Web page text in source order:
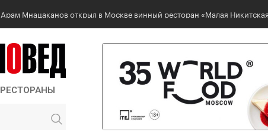
Арам Мнацаканов открыл в Москве винный ресторан «Малая
РЕСТОРАНЫ